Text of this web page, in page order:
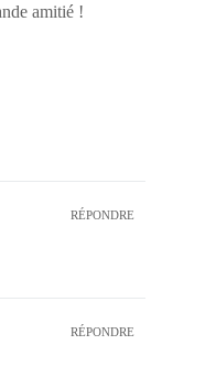
amitié !
RÉPONDRE
RÉPONDRE